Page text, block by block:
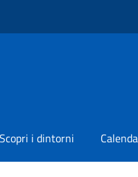
Scopri i dintorni